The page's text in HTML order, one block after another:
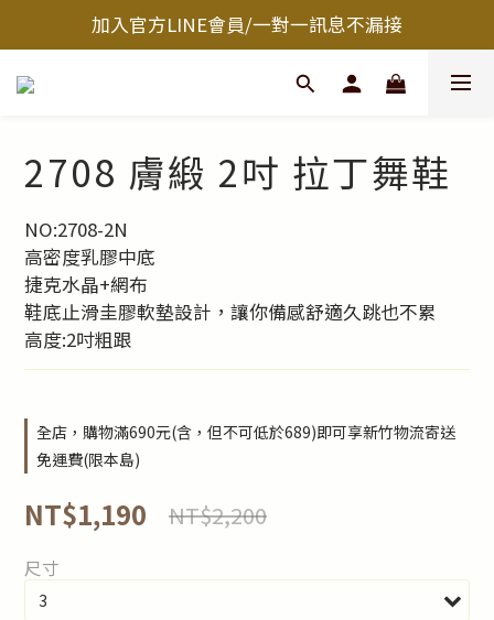
加入官方LINE會員/一對一訊息不漏接
2708 膚緞 2吋 拉丁舞鞋
NO:2708-2N
高密度乳膠中底
捷克水晶+網布
鞋底止滑圭膠軟墊設計，讓你備感舒適久跳也不累
高度:2吋粗跟
全店，購物滿690元(含，但不可低於689)即可享新竹物流寄送
免運費(限本島)
NT$1,190 NT$2,200
尺寸